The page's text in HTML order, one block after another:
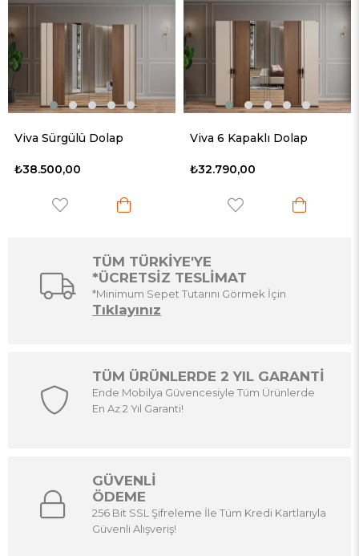
Viva Sürgülü Dolap
₺38.500,00
Viva 6 Kapaklı Dolap
₺32.790,00
TÜM TÜRKİYE'YE
*ÜCRETSİZ TESLİMAT
*Minimum Sepet Tutarını Görmek İçin
Tıklayınız
TÜM ÜRÜNLERDE 2 YIL GARANTİ
Ende Mobilya Güvencesiyle Tüm Ürünlerde
En Az 2 Yıl Garanti!
GÜVENLİ
ÖDEME
256 Bit SSL Şifreleme İle Tüm Kredi Kartlarıyla
Güvenli Alışveriş!